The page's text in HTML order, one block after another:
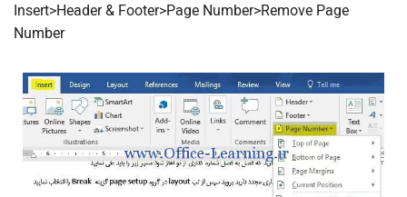
Insert>Header & Footer>Page Number>Remove Page
Number